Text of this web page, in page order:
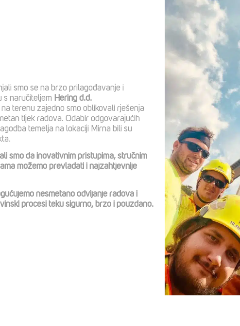
smo se na brzo prilagođavanje i
s naručiteljem Hering d.d.
terenu zajedno smo oblikovali rješenja
tijek radova. Odabir odgovarajućih
temelja na lokaciji Mirna bili su
smo da inovativnim pristupima, stručnim
možemo prevladati i najzahtjevnije
nesmetano odvijanje radova i
procesi teku sigurno, brzo i pouzdano.